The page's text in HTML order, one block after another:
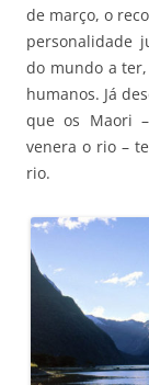
de março, o
personalidade
do mundo a
humanos. Já
que os Maori
venera o rio –
rio.